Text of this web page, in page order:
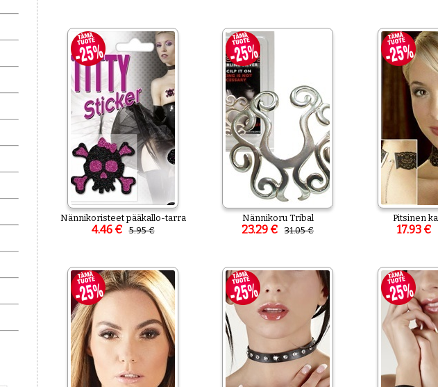
Nännikoristeet pääkallo-tarra
4.46 € 5.95 €
Nännikoru Tribal
23.29 € 31.05 €
Pitsinen
17.93 €